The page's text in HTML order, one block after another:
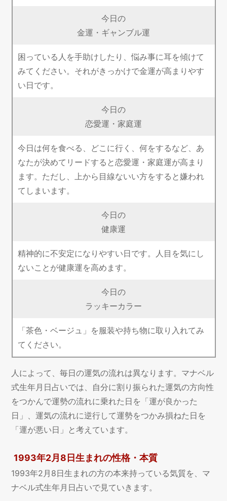
今日の
金運・ギャンブル運
困っている人を手助けしたり、悩み事に耳を傾けて
みてください。それがきっかけで金運が高まりやす
い日です。
今日の
恋愛運・家庭運
今日は何を食べる、どこに行く、何をするなど、あ
なたが決めてリードすると恋愛運・家庭運が高まり
ます。ただし、上から目線ないい方をすると嫌われ
てしまいます。
今日の
健康運
精神的に不安定になりやすい日です。人目を気にし
ないことが健康運を高めます。
今日の
ラッキーカラー
「茶色・ベージュ」を服装や持ち物に取り入れてみ
てください。
人によって、毎日の運気の流れは異なります。マナベル
式生年月日占いでは、自分に割り振られた運気の方向性
をつかんで運勢の流れに乗れた日を「運が良かった
日」、運気の流れに逆行して運勢をつかみ損ねた日を
「運が悪い日」と考えています。
1993年2月8日生まれの性格・本質
1993年2月8日生まれの方の本来持っている気質を、マ
ナベル式生年月日占いで見ていきます。